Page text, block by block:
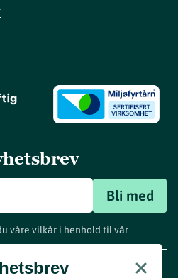
Bli med
våre vilkår i henhold til vår